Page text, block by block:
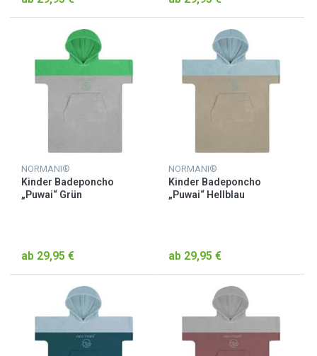
NORMANI®
Kinder Badeponcho
„Puwai“ Grün
ab 29,95 €
NORMANI®
Kinder Badeponcho
„Puwai“ Hellblau
ab 29,95 €